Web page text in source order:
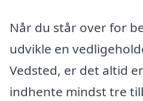
Når du står over for
udvikle en
Vedsted, er det altid
indhente mindst tre